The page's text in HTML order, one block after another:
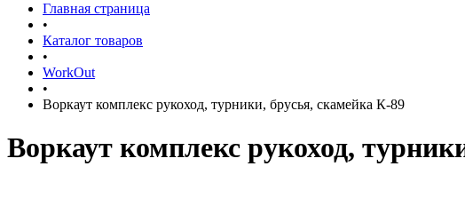
Главная страница
•
Каталог товаров
•
WorkOut
•
Воркаут комплекс рукоход, турники, брусья, скамейка К-89
Воркаут комплекс рукоход,